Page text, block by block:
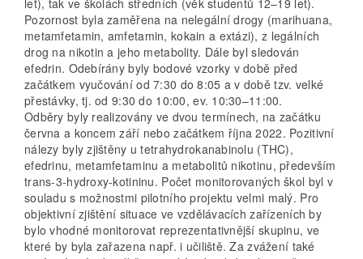
Pozornost byla zaměřena na nelegální drogy (marihuana,
metamfetamin, amfet­amin, kokain a extázi), z legálních
drog na nikotin a jeho metabolity. Dále byl sledován
efedrin. Odebírány byly bodové vzorky v době před
začátkem vyučování od 7:30 do 8:05 a v době tzv. velké
přestávky, tj. od 9:30 do 10:00, ev. 10:30–11:00.
Odběry byly realizovány ve dvou termínech, na začátku
června a koncem září nebo začátkem října 2022. Pozitivní
nálezy byly zjištěny u tetrahydrokanabinolu (THC),
efedrinu, metamfetaminu a metabolitů nikotinu, především
trans-3-hydroxy-kotininu. Počet monitorovaných škol byl v
souladu s možnostmi pilotního projektu velmi malý. Pro
objektivní zjištění situace ve vzdělávacích zařízeních by
bylo vhodné monitorovat reprezentativnější skupinu, ve
které by byla zařazena např. i učiliště. Za zvážení také